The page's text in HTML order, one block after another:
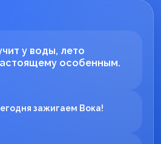
у воды, лето
особенным.
зажигаем Вока!